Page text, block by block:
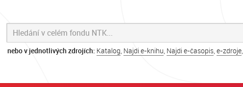
nebo v jednotlivých zdrojích: Katalog, Najdi e-knihu, Najdi e-časopis, e-zdroje,